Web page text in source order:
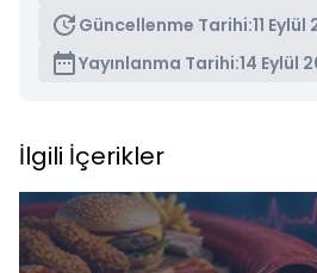
Güncellenme Tarihi:11 Eylül
Yayınlanma Tarihi:14 Eylül
İlgili İçerikler